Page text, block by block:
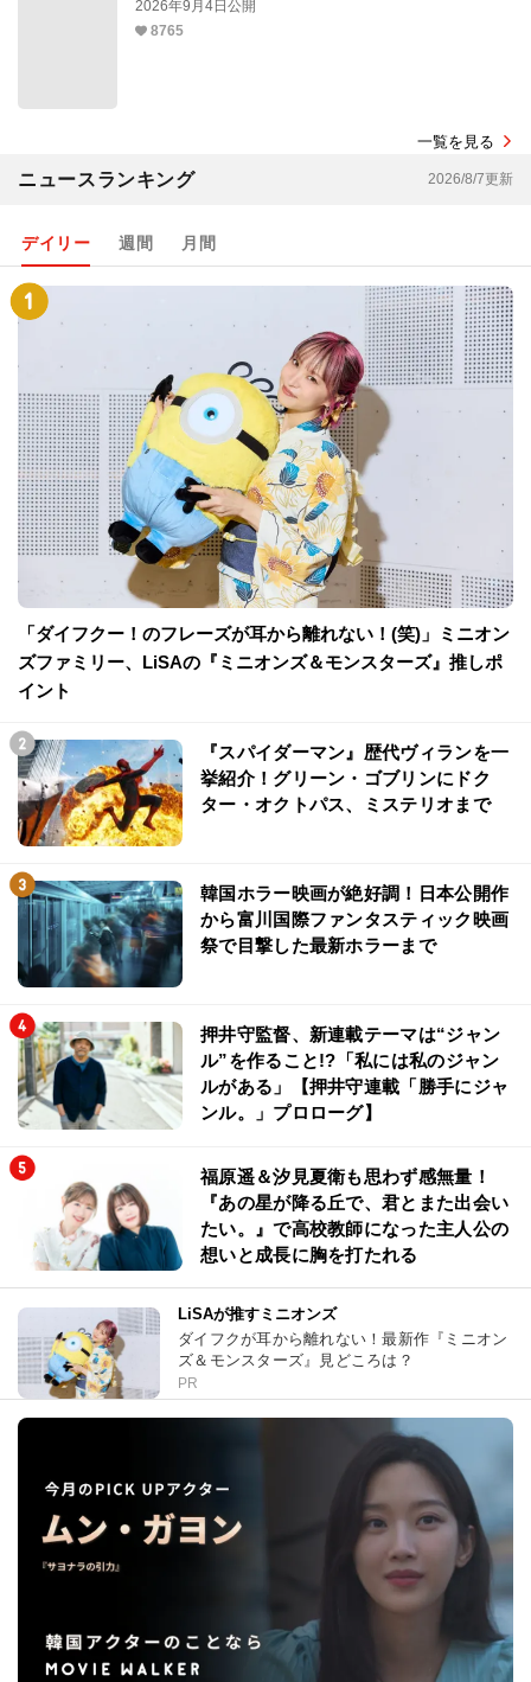
2026年9月4日公開
8765
一覧を見る
ニュースランキング 2026/8/7更新
デイリー 週間 月間
「ダイフクー！のフレーズが耳から離れない！(笑)」ミニオン
ズファミリー、LiSAの『ミニオンズ＆モンスターズ』推しポ
イント
『スパイダーマン』歴代ヴィランを一
挙紹介！グリーン・ゴブリンにドク
ター・オクトパス、ミステリオまで
韓国ホラー映画が絶好調！日本公開作
から富川国際ファンタスティック映画
祭で目撃した最新ホラーまで
押井守監督、新連載テーマは“ジャン
ル”を作ること!?「私には私のジャン
ルがある」【押井守連載「勝手にジャ
ンル。」プロローグ】
福原遥＆汐見夏衛も思わず感無量！
『あの星が降る丘で、君とまた出会い
たい。』で高校教師になった主人公の
想いと成長に胸を打たれる
LiSAが推すミニオンズ
ダイフクが耳から離れない！最新作『ミニオン
ズ＆モンスターズ』見どころは？
PR